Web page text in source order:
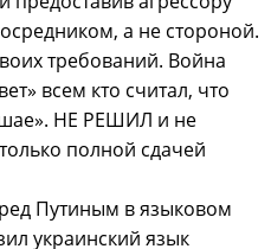
а не стороной.
требований. Война
всем кто считал, что
НЕ РЕШИЛ и не
полной сдачей
Путиным в языковом
украинский язык